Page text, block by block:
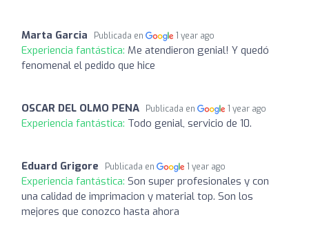
Marta Garcia Publicada en 1 year ago
Experiencia fantástica: Me atendieron genial! Y quedó
fenomenal el pedido que hice
OSCAR DEL OLMO PENA Publicada en 1 year ago
Experiencia fantástica: Todo genial, servicio de 10.
Eduard Grigore Publicada en 1 year ago
Experiencia fantástica: Son super profesionales y con
una calidad de imprimacion y material top. Son los
mejores que conozco hasta ahora